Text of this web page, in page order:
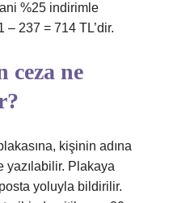
%25 indirimle
237 = 714 TL’dir.
ceza ne
kişinin adına
yazılabilir. Plakaya
yoluyla bildirilir.